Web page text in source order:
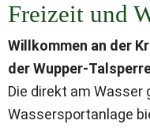
Freizeit und
Willkommen an der
der Wupper-
Die direkt am Wasser
Wassersportanlage